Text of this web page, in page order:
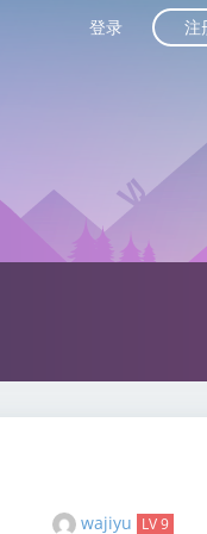
登录 注
wajiyu LV 9